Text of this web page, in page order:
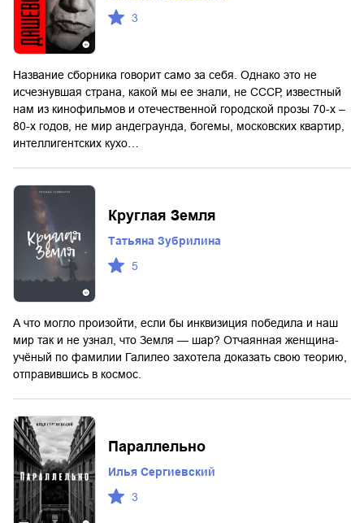
3
Название сборника говорит само за себя. Однако это не
исчезнувшая страна, какой мы ее знали, не СССР, известный
нам из кинофильмов и отечественной городской прозы 70-х –
80-х годов, не мир андеграунда, богемы, московских квартир,
интеллигентских кухо…
Круглая Земля
Татьяна Зубрилина
5
А что могло произойти, если бы инквизиция победила и наш
мир так и не узнал, что Земля — шар? Отчаянная женщина-
учёный по фамилии Галилео захотела доказать свою теорию,
отправившись в космос.
Параллельно
Илья Сергиевский
3